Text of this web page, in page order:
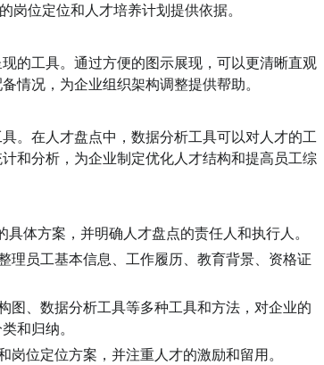
岗位定位和人才培养计划提供依据。
的工具。通过方便的图示展现，可以更清晰直观
情况，为企业组织架构调整提供帮助。
。在人才盘点中，数据分析工具可以对人才的工
和分析，为企业制定优化人才结构和提高员工综
体方案，并明确人才盘点的责任人和执行人。
理员工基本信息、工作履历、教育背景、资格证
图、数据分析工具等多种工具和方法，对企业的
和归纳。
位定位方案，并注重人才的激励和留用。